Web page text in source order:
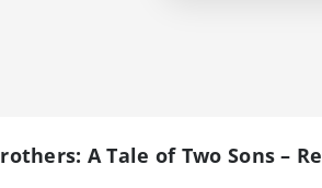
A Tale of Two Sons –